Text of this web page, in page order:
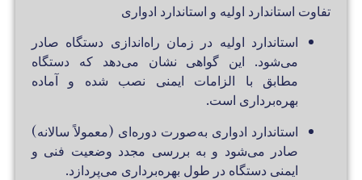
تفاوت استاندارد اولیه و استاندارد ادواری
استاندارد اولیه در زمان راه‌اندازی دستگاه صادر
می‌شود. این گواهی نشان می‌دهد که دستگاه
مطابق با الزامات ایمنی نصب شده و آماده
بهره‌برداری است.
استاندارد ادواری به‌صورت دوره‌ای (معمولاً سالانه)
صادر می‌شود و به بررسی مجدد وضعیت فنی و
ایمنی دستگاه در طول بهره‌برداری می‌پردازد.